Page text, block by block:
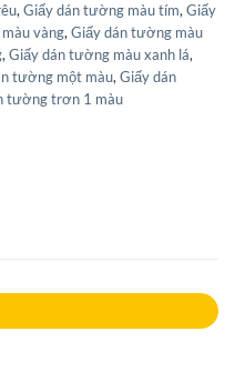
, Giấy dán tường màu tím, Giấy
vàng, Giấy dán tường màu
, Giấy dán tường màu xanh lá,
tường một màu, Giấy dán
tường trơn 1 màu